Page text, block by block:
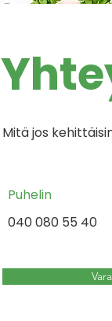
Mitä jos
Puhelin
040 080 55 40